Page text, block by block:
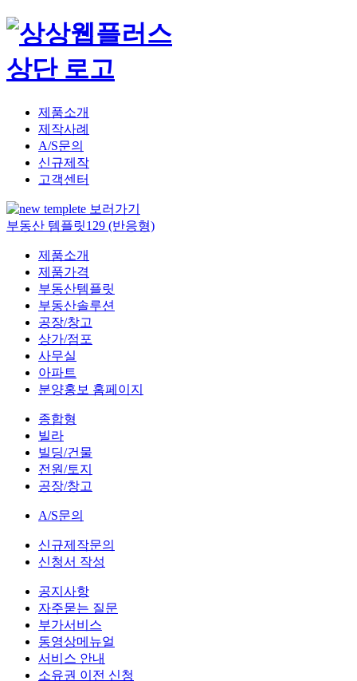
제품소개
제작사례
A/S문의
신규제작
고객센터
부동산 템플릿129 (반응형)
제품소개
제품가격
부동산템플릿
부동산솔루션
공장/창고
상가/점포
사무실
아파트
분양홍보 홈페이지
종합형
빌라
빌딩/건물
전원/토지
공장/창고
A/S문의
신규제작문의
신청서 작성
공지사항
자주묻는 질문
부가서비스
동영상메뉴얼
서비스 안내
소유권 이전 신청